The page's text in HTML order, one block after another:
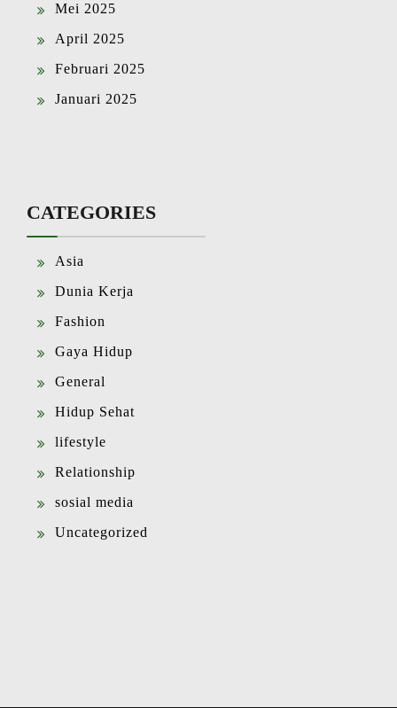
Mei 2025
April 2025
Februari 2025
Januari 2025
CATEGORIES
Asia
Dunia Kerja
Fashion
Gaya Hidup
General
Hidup Sehat
lifestyle
Relationship
sosial media
Uncategorized